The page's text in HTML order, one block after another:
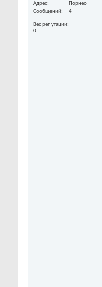
Адрес
Порнео
Сообщений
4
Вес репутации
0